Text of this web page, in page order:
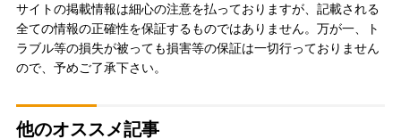
サイトの掲載情報は細心の注意を払っておりますが、記載される
全ての情報の正確性を保証するものではありません。万が一、ト
ラブル等の損失が被っても損害等の保証は一切行っておりません
ので、予めご了承下さい。
他のオススメ記事